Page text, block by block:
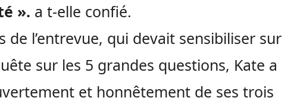
». a t-elle confié.
de l’entrevue, qui devait sensibiliser sur
sur les 5 grandes questions, Kate a
et honnêtement de ses trois